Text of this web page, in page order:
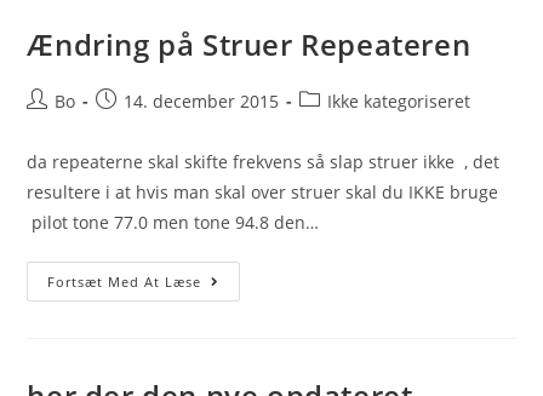
Ændring på Struer Repeateren
PostBo
Post14. december 2015
PostIkke kategoriseret
da repeaterne skal skifte frekvens så slap struer ikke , det
resultere i at hvis man skal over struer skal du IKKE bruge
pilot tone 77.0 men tone 94.8 den…
Fortsæt Med At Læse Ændring
På